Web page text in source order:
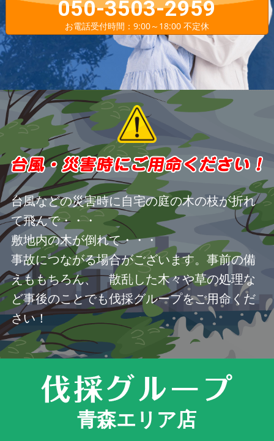
050-3503-2959
お電話受付時間：9:00～18:00 不定休
台風などの災害時に自宅の庭の木の枝が折れ
て飛んで・・・
敷地内の木が倒れて・・・
事故につながる場合がございます。事前の備
えももちろん、 散乱した木々や草の処理な
ど事後のことでも伐採グループをご用命くだ
さい！
青森エリア店